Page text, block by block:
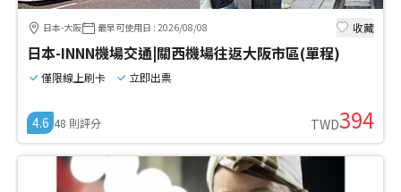
日本-大阪 最早可使用日 : 2026/08/08 收藏
日本-INNN機場交通|關西機場往返大阪市區(單程)
僅限線上刷卡 立即出票
4.6 48 則評分 TWD394